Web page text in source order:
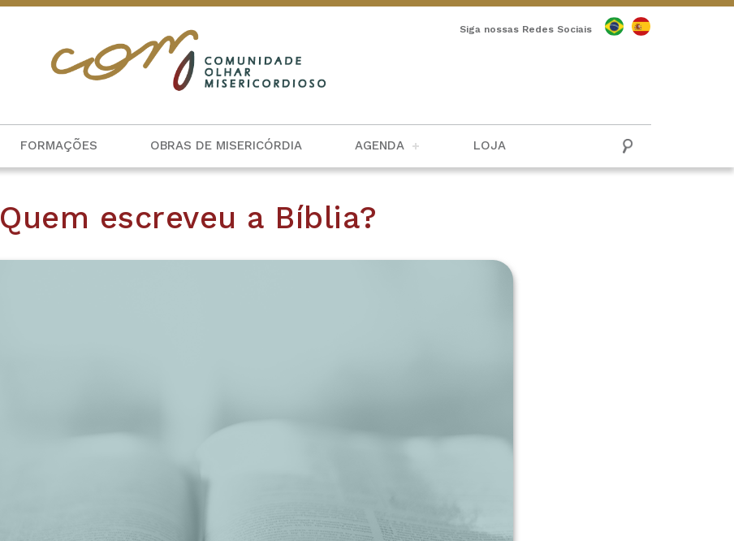
Siga nossas Redes Sociais
FORMAÇÕES OBRAS DE MISERICÓRDIA AGENDA LOJA
Quem escreveu a Bíblia?